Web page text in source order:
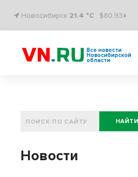
Новосибирск 21.4 °C $80.93↓
Все новости
Новосибирской
области
НАЙТИ
Новости